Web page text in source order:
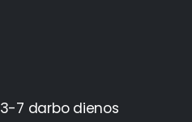
3-7 darbo dienos